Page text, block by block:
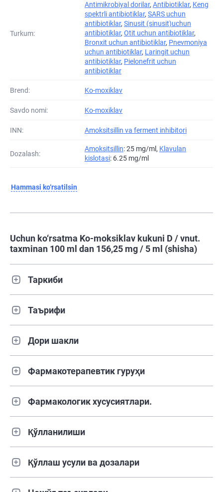
Turkum:
Antimikrobiyal dorilar, Antibiotiklar, Keng
spektrli antibiotiklar, SARS uchun
antibiotiklar, Sinusit (sinusit)uchun
antibiotiklar, Otit uchun antibiotiklar,
Bronxit uchun antibiotiklar, Pnevmoniya
uchun antibiotiklar, Laringit uchun
antibiotiklar, Pielonefrit uchun
antibiotiklar
Brend: Ko-moxiklav
Savdo nomi: Ko-moxiklav
INN: Amoksitsillin va ferment inhibitori
Dozalash:
Amoksitsillin: 25 mg/ml, Klavulan
kislotasi: 6.25 mg/ml
Hammasi ko‘rsatilsin
Uchun ko‘rsatma Ko-moksiklav kukuni D / vnut.
taxminan 100 ml dan 156,25 mg / 5 ml (shisha)
Таркиби
Таърифи
Дори шакли
Фармакотерапевтик гуруҳи
Фармакологик хусусиятлари.
Қўлланилиши
Қўллаш усули ва дозалари